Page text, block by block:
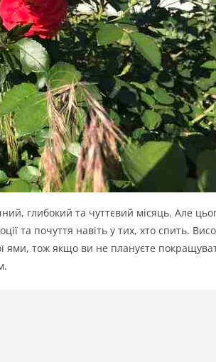
глибокий та чуттєвий місяць. Але
та почуття навіть у тих, хто спить.
ями, тож якщо ви не плануєте